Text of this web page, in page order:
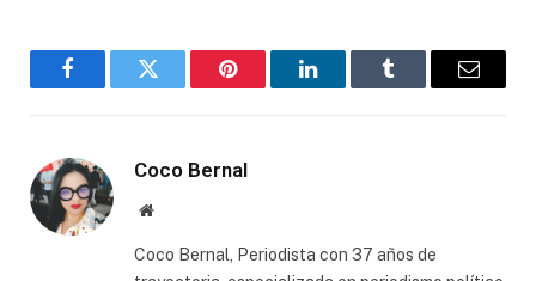
FacebookTwitter Pinterest LinkedInTumblr Email
Coco Bernal
Website
Coco Bernal, Periodista con 37 años de